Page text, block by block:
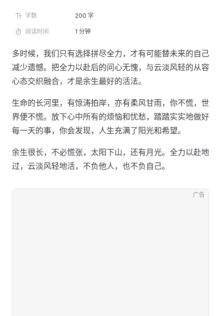
字数 200 字
阅读时间 1 分钟
多时候，我们只有选择拼尽全力，才有可能替未来的自己
减少遗憾。把全力以赴后的问心无愧，与云淡风轻的从容
心态交织融合，才是余生最好的活法。
生命的长河里，有惊涛拍岸，亦有柔风甘雨，你不慌，世
界便不慌。放下心中所有的烦恼和忧愁，踏踏实实地做好
每一天的事，你会发现，人生充满了阳光和希望。
余生很长，不必慌张，太阳下山，还有月光。全力以赴地
过，云淡风轻地活，不负他人，也不负自己。
广告